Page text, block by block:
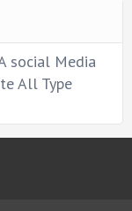
social Media
All Type